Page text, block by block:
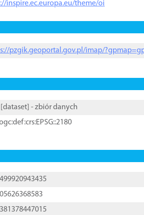
inspire.ec.europa.eu/theme/oi
pzgik.geoportal.gov.pl/imap/
dataset ] - zbiór danych